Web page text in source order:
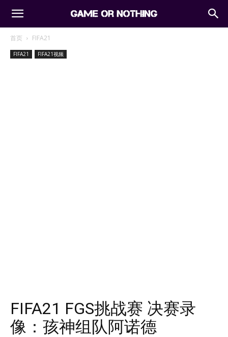
首页 FIFA21
FIFA21 FIFA21视频
FIFA21 FGS挑战赛 决赛录
像：孩神组队阿诺德